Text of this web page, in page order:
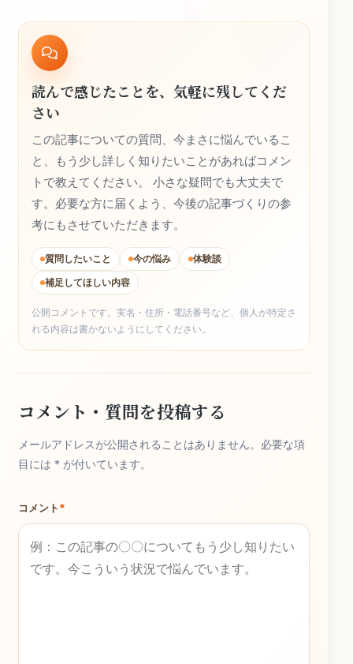
読んで感じたことを、気軽に残してくだ
さい
この記事についての質問、今まさに悩んでいるこ
と、もう少し詳しく知りたいことがあればコメン
トで教えてください。 小さな疑問でも大丈夫で
す。必要な方に届くよう、今後の記事づくりの参
考にもさせていただきます。
質問したいこと 今の悩み
体験談
補足してほしい内容
公開コメントです。実名・住所・電話番号など、個人が特定さ
れる内容は書かないようにしてください。
コメント・質問を投稿する
メールアドレスが公開されることはありません。必要な項
目には * が付いています。
コメント*